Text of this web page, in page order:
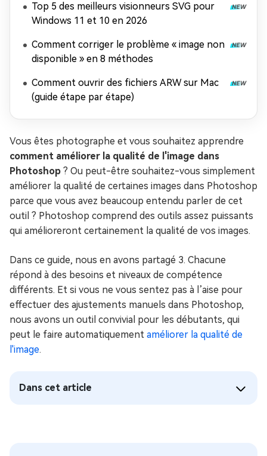
Top 5 des meilleurs visionneurs SVG pour
Windows 11 et 10 en 2026
Comment corriger le problème « image non
disponible » en 8 méthodes
Comment ouvrir des fichiers ARW sur Mac
(guide étape par étape)
Vous êtes photographe et vous souhaitez apprendre
comment améliorer la qualité de l'image dans
Photoshop ? Ou peut-être souhaitez-vous simplement
améliorer la qualité de certaines images dans Photoshop
parce que vous avez beaucoup entendu parler de cet
outil ? Photoshop comprend des outils assez puissants
qui amélioreront certainement la qualité de vos images.
Dans ce guide, nous en avons partagé 3. Chacune
répond à des besoins et niveaux de compétence
différents. Et si vous ne vous sentez pas à l’aise pour
effectuer des ajustements manuels dans Photoshop,
nous avons un outil convivial pour les débutants, qui
peut le faire automatiquement améliorer la qualité de
l'image.
Dans cet article